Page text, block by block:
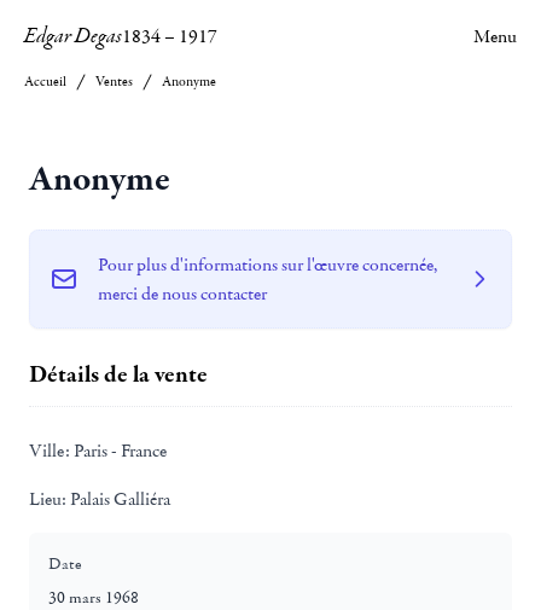
Edgar Degas1834– 1917 Menu
Accueil Ventes Anonyme
Anonyme
Pour plus d'informations sur l'œuvre concernée,
merci de nous contacter
Détails de la vente
Ville: Paris - France
Lieu: Palais Galliéra
Date
30 mars 1968